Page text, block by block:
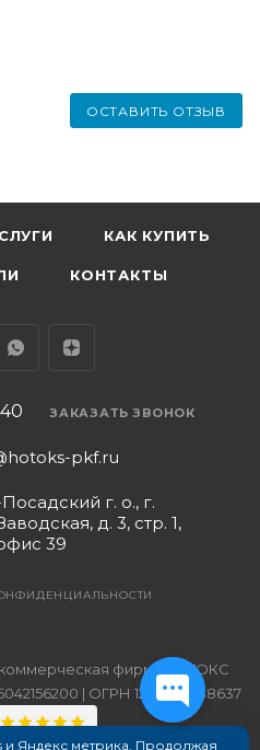
ОСТАВИТЬ ОТЗЫВ
КАК КУПИТЬ
КОНТАКТЫ
ЗАКАЗАТЬ ЗВОНОК
pkf.ru
г. о., г.
д. 3, стр. 1,
39
фирма ХОТОКС
| ОГРН 1215000038637
и Яндекс метрика. Продолжая